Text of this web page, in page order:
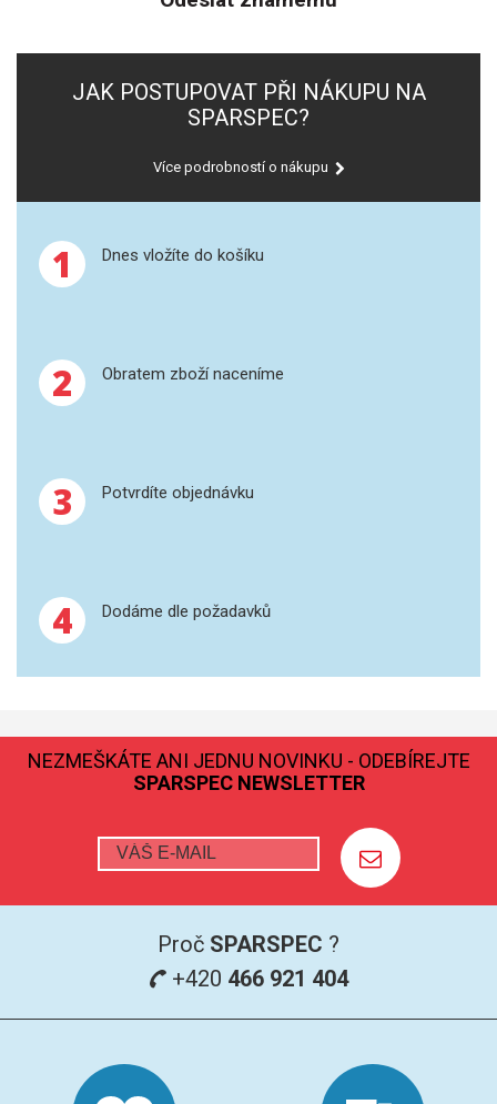
SPEKTROFOTOMETRY
PŘÍPRAVA VZORKŮ
OTEVŘENÝ ROZKLAD
TLAKOVÉ AUTOKLÁVY
TAVENÍ
SPEX MLETÍ
MS/SPM
PŘÍSLUŠENSTVÍ PRO MS
SUBSTRÁTY
KALIBRACE
TERS
JAK POSTUPOVAT PŘI NÁKUPU NA
SPARSPEC?
Více podrobností o nákupu
1 Dnes vložíte do košíku
2 Obratem zboží naceníme
3 Potvrdíte objednávku
4 Dodáme dle požadavků
NEZMEŠKÁTE ANI JEDNU NOVINKU - ODEBÍREJTE
SPARSPEC NEWSLETTER
Proč SPARSPEC ?
+420 466 921 404